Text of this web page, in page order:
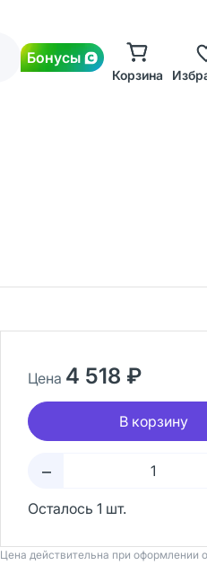
Бонусы
Корзина
Цена 4 518 ₽
В корзину
–
Осталось 1 шт.
Цена действительна при оформлении